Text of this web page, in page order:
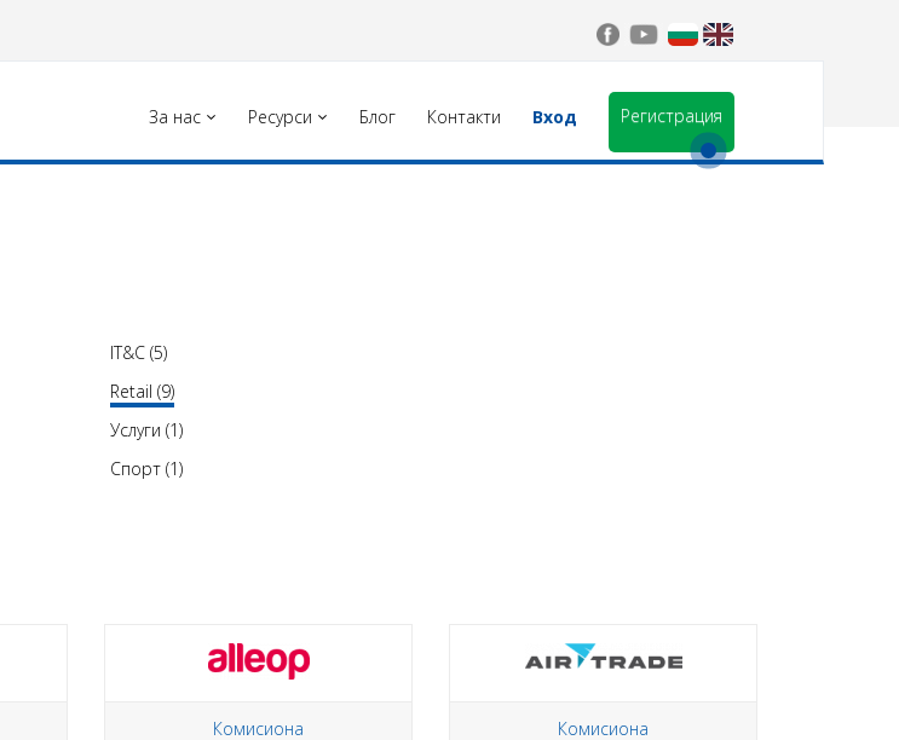
За нас Ресурси Блог Контакти Вход Регистрация
IT&C (5)
Retail (9)
Услуги (1)
Спорт (1)
Комисиона Комисиона